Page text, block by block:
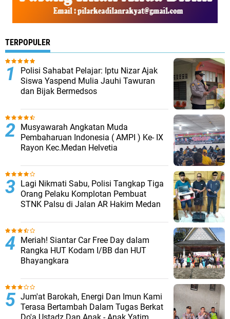
TERPOPULER
Polisi Sahabat Pelajar: Iptu Nizar Ajak
Siswa Yaspend Mulia Jauhi Tawuran
dan Bijak Bermedsos
Musyawarah Angkatan Muda
Pembaharuan Indonesia ( AMPI ) Ke- IX
Rayon Kec.Medan Helvetia
Lagi Nikmati Sabu, Polisi Tangkap Tiga
Orang Pelaku Komplotan Pembuat
STNK Palsu di Jalan AR Hakim Medan
Meriah! Siantar Car Free Day dalam
Rangka HUT Kodam I/BB dan HUT
Bhayangkara
Jum'at Barokah, Energi Dan Imun Kami
Terasa Bertambah Dalam Tugas Berkat